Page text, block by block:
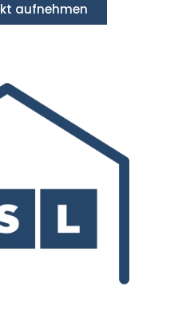
aufnehmen